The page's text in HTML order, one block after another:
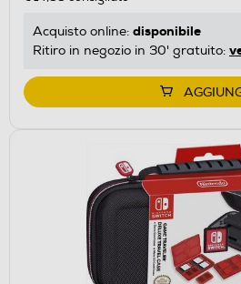
Acquisto online: disponibile
Ritiro in negozio in 30' gratuito: